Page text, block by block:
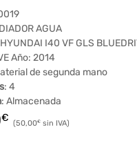
AGUA
I40 VF GLS
Año: 2014
de segunda mano
: 4
: Almacenada
€ 50,00€